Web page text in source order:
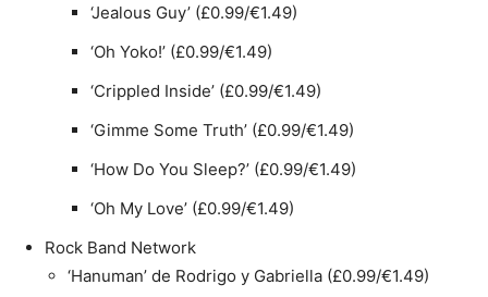
‘Jealous Guy’ (£0.99/€1.49)
‘Oh Yoko!’ (£0.99/€1.49)
‘Crippled Inside’ (£0.99/€1.49)
‘Gimme Some Truth’ (£0.99/€1.49)
‘How Do You Sleep?’ (£0.99/€1.49)
‘Oh My Love’ (£0.99/€1.49)
Rock Band Network
‘Hanuman’ de Rodrigo y Gabriella (£0.99/€1.49)